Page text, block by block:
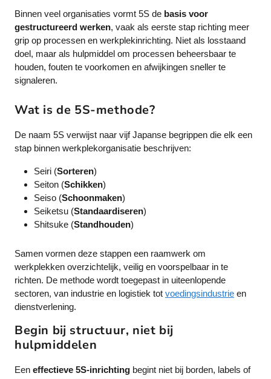
Binnen veel organisaties vormt 5S de basis voor
gestructureerd werken, vaak als eerste stap richting meer
grip op processen en werkplekinrichting. Niet als losstaand
doel, maar als hulpmiddel om processen beheersbaar te
houden, fouten te voorkomen en afwijkingen sneller te
signaleren.
Wat is de 5S-methode?
De naam 5S verwijst naar vijf Japanse begrippen die elk een
stap binnen werkplekorganisatie beschrijven:
Seiri (Sorteren)
Seiton (Schikken)
Seiso (Schoonmaken)
Seiketsu (Standaardiseren)
Shitsuke (Standhouden)
Samen vormen deze stappen een raamwerk om
werkplekken overzichtelijk, veilig en voorspelbaar in te
richten. De methode wordt toegepast in uiteenlopende
sectoren, van industrie en logistiek tot voedingsindustrie en
dienstverlening.
Begin bij structuur, niet bij
hulpmiddelen
Een effectieve 5S-inrichting begint niet bij borden, labels of